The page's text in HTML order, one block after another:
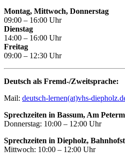
Montag, Mittwoch, Donnerstag
09:00 – 16:00 Uhr
Dienstag
14:00 – 16:00 Uhr
Freitag
09:00 – 12:30 Uhr
Deutsch als Fremd-/Zweitsprache:
Mail: deutsch-lernen(at)vhs-
Sprechzeiten in Bassum, Am
Donnerstag: 10:00 – 12:00 Uhr
Sprechzeiten in Diepholz,
Mittwoch: 10:00 – 12:00 Uhr